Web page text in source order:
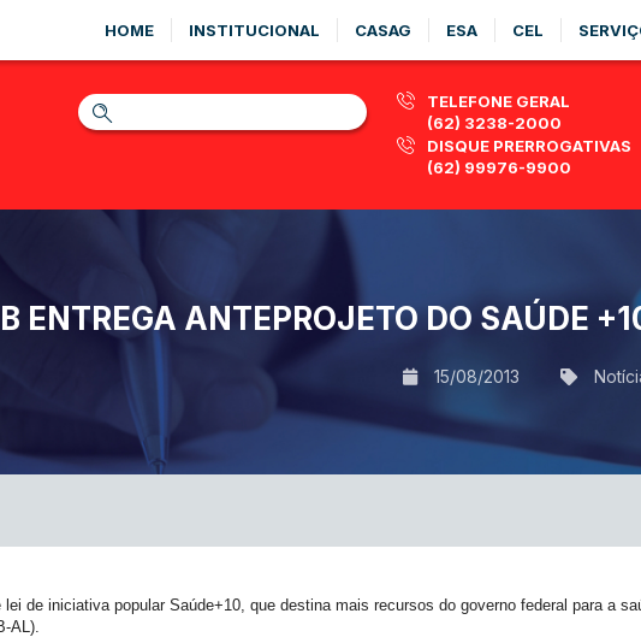
HOME INSTITUCIONAL CASAG ESA CEL
TELEFONE GERAL
(62) 3238-2000
DISQUE PRERROGATIVAS
(62) 99976-9900
ENTREGA ANTEPROJETO DO SAÚDE
15/08/2013
lei de iniciativa popular Saúde+10, que destina mais recursos do governo federal para a
AL).